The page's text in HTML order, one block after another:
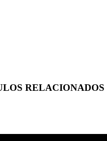
RELACIONADOS